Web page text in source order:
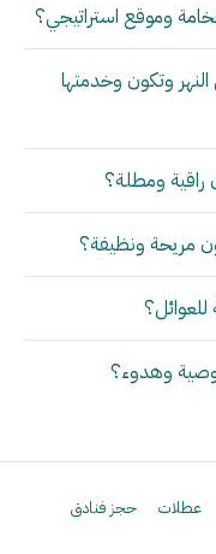
وموقع استراتيجي؟
وتكون وخدمتها
راقية ومطلة؟
مريحة ونظيفة؟
وهدوء؟
عطلات حجز فنادق